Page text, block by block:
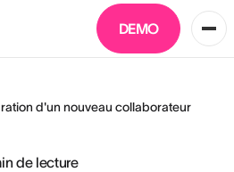
DEMO
d'un nouveau collaborateur
de lecture